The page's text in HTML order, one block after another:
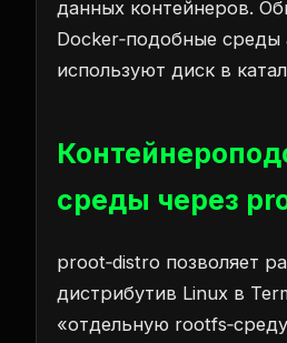
данных контейнеров.
Docker‑подобные среды
используют диск в
среды через
proot‑distro позволяет
дистрибутив Linux в
«отдельную